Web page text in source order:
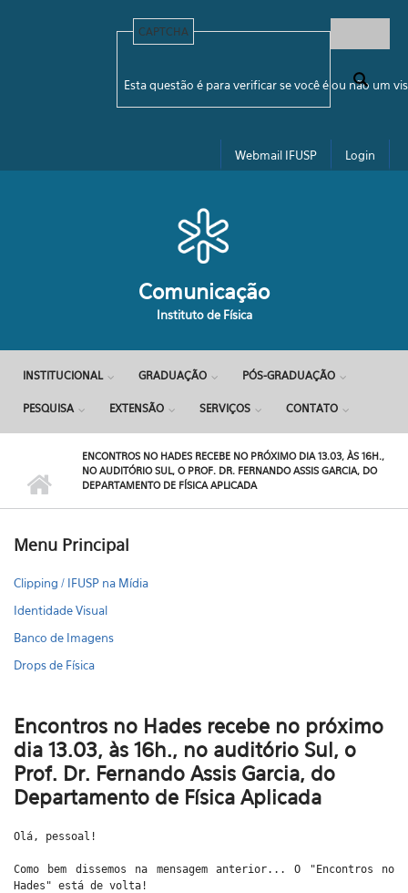
Formulário de busca
CAPTCHA
Esta questão é para verificar se você é ou não um
Webmail IFUSP Login
Comunicação
Instituto de Física
INSTITUCIONAL GRADUAÇÃO PÓS-GRADUAÇÃO
PESQUISA EXTENSÃO SERVIÇOS CONTATO
ENCONTROS NO HADES RECEBE NO PRÓXIMO DIA 13.03, ÀS 16H.,
NO AUDITÓRIO SUL, O PROF. DR. FERNANDO ASSIS GARCIA, DO
DEPARTAMENTO DE FÍSICA APLICADA
Menu Principal
Clipping / IFUSP na Mídia
Identidade Visual
Banco de Imagens
Drops de Física
Encontros no Hades recebe no próximo
dia 13.03, às 16h., no auditório Sul, o
Prof. Dr. Fernando Assis Garcia, do
Departamento de Física Aplicada
Olá, pessoal!
Como bem dissemos na mensagem anterior... O "Encontros no
Hades" está de volta!